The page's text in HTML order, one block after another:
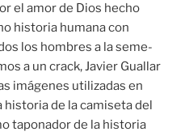
el amor de Dios hecho
historia humana con
los hombres a la seme-
a un crack, Javier Guallar
imágenes utilizadas en
de la camiseta del
taponador de la historia